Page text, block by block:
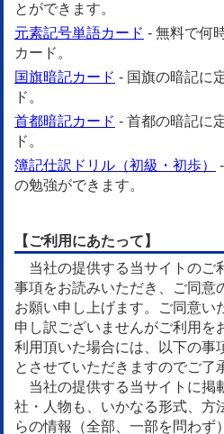
とができます。
元素記号単語カード - 無料で何
カード。
国旗暗記カード - 国旗の暗記に
ド。
首都暗記カード - 首都の暗記に
ド。
簿記仕訳ドリル（初級・初歩）
の勉強ができます。
【ご利用にあたって】
当社の提供する当サイトのご
事項をお読みいただき、ご同意
お願い申し上げます。ご同意い
申し訳ございませんがご利用を
利用頂いた場合には、以下の事
とさせていただきますのでご了
当社の提供する当サイトに掲
社・人物も、いかなる形式、方
らの情報（全部、一部を問わず